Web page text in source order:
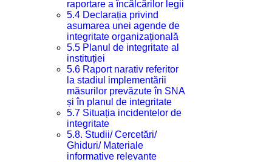
raportare a încălcărilor legii
5.4 Declarația privind
asumarea unei agende de
integritate organizațională
5.5 Planul de integritate al
instituției
5.6 Raport narativ referitor
la stadiul implementării
măsurilor prevăzute în SNA
și în planul de integritate
5.7 Situația incidentelor de
integritate
5.8. Studii/ Cercetări/
Ghiduri/ Materiale
informative relevante